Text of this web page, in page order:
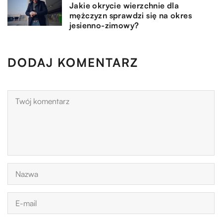
Jakie okrycie wierzchnie dla
mężczyzn sprawdzi się na okres
jesienno-zimowy?
DODAJ KOMENTARZ